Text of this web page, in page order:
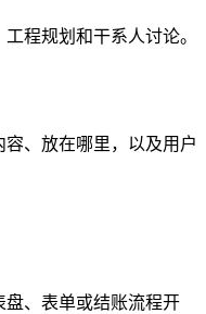
程规划和干系人讨论。
、放在哪里，以及用户
、表单或结账流程开